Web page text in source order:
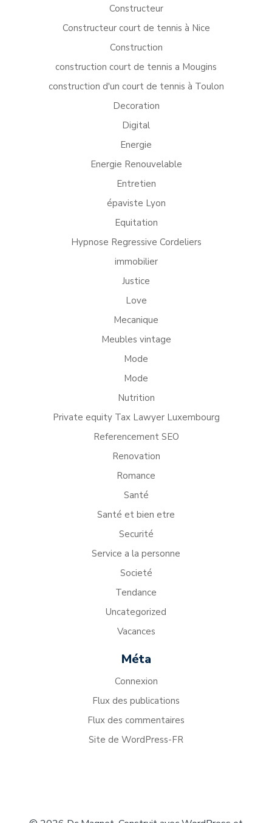
Constructeur
Constructeur court de tennis à Nice
Construction
construction court de tennis a Mougins
construction d'un court de tennis à Toulon
Decoration
Digital
Energie
Energie Renouvelable
Entretien
épaviste Lyon
Equitation
Hypnose Regressive Cordeliers
immobilier
Justice
Love
Mecanique
Meubles vintage
Mode
Mode
Nutrition
Private equity Tax Lawyer Luxembourg
Referencement SEO
Renovation
Romance
Santé
Santé et bien etre
Securité
Service a la personne
Societé
Tendance
Uncategorized
Vacances
Méta
Connexion
Flux des publications
Flux des commentaires
Site de WordPress-FR